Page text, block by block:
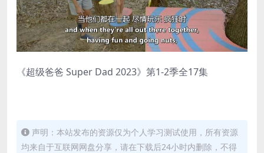
《超级爸爸 Super Dad 2023》第1-2季全17集
声明：本站发布的资源仅为个人学习测试使用，所有资源
均来自于互联网网盘分享，请在下载后24小时内删除，不得